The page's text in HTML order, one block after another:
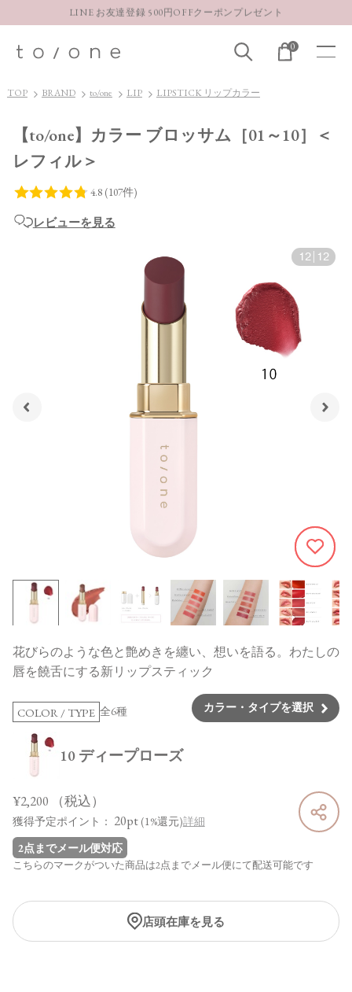
LINE お友達登録 500円OFFクーポンプレゼント
お得な定期購入コースはこちら
LINE お友達登録 500円OFFクーポンプレゼント
0
TOP BRAND to/one LIP LIPSTICK リップカラー
【to/one】カラー ブロッサム［01～10］＜
レフィル＞
レビューを見る
12 12
2722
花びらのような色と艶めきを纏い、想いを語る。わたしの
唇を饒舌にする新リップスティック
COLOR / TYPE 全6種 カラー・タイプを選択
10 ディープローズ
¥2,200 （税込）
獲得予定ポイント： 20pt (1%還元)詳細
2点までメール便対応
こちらのマークがついた商品は2点までメール便にて配送可能です
店頭在庫を見る